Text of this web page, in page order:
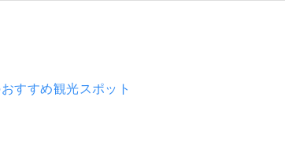
すすめ観光スポット